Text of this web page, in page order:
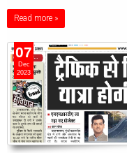
Read more »
07
Dec
2023